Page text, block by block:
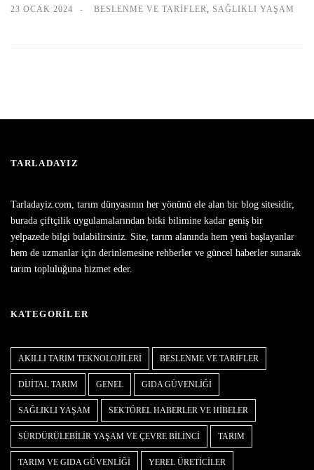
23 OCAK 2024 BESLENME VE TARIFLER, SAĞLIKLI YAŞAM
TARLADAYIZ
Tarladayiz.com, tarım dünyasının her yönünü ele alan bir blog sitesidir,
burada çiftçilik uygulamalarından bitki bilimine kadar geniş bir
yelpazede bilgi bulabilirsiniz. Site, tarım alanında hem yeni başlayanlar
hem de uzmanlar için derinlemesine rehberler ve güncel haberler sunarak
tarım topluluğuna hizmet eder.
KATEGORILER
AKILLI TARIM TEKNOLOJILERI BESLENME VE TARIFLER
DIJITAL TARIM GENEL GIDA GÜVENLIĞI
SAĞLIKLI YAŞAM SEKTÖREL HABERLER VE HIBELER
SÜRDÜRÜLEBILIR YAŞAM VE ÇEVRE BILINCI TARIM
TARIM VE GIDA GÜVENLIĞI YEREL ÜRETICILER